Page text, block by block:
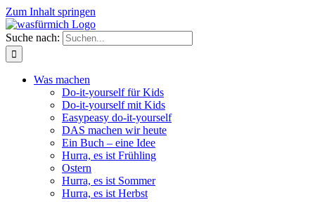
Zum Inhalt springen
Suche nach:
Was machen
Do-it-yourself für Kids
Do-it-yourself mit Kids
Easypeasy do-it-yourself
DAS machen wir heute
Ein Buch – eine Idee
Hurra, es ist Frühling
Ostern
Hurra, es ist Sommer
Hurra, es ist Herbst